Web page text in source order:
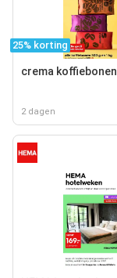
25% korting
crema koffiebonen
2 dagen